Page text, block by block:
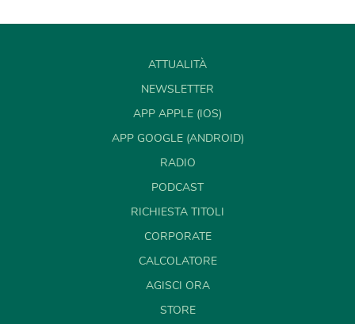
ATTUALITÀ
NEWSLETTER
APP APPLE (IOS)
APP GOOGLE (ANDROID)
RADIO
PODCAST
RICHIESTA TITOLI
CORPORATE
CALCOLATORE
AGISCI ORA
STORE